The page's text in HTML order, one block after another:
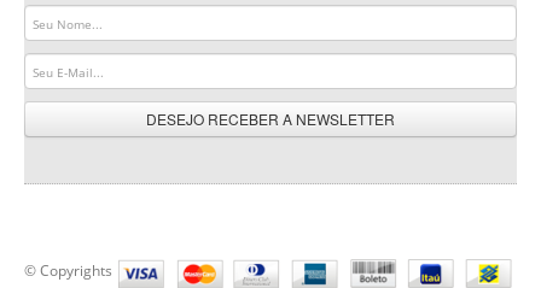
DESEJO RECEBER A NEWSLETTER
© Copyrights